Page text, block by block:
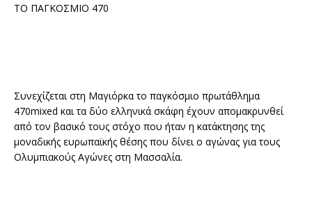
ΤΟ ΠΑΓΚΟΣΜΙΟ 470
Συνεχίζεται στη Μαγιόρκα το παγκόσμιο πρωτάθλημα
470mixed και τα δύο ελληνικά σκάφη έχουν απομακρυνθεί
από τον βασικό τους στόχο που ήταν η κατάκτησης της
μοναδικής ευρωπαϊκής θέσης που δίνει ο αγώνας για τους
Ολυμπιακούς Αγώνες στη Μασσαλία.